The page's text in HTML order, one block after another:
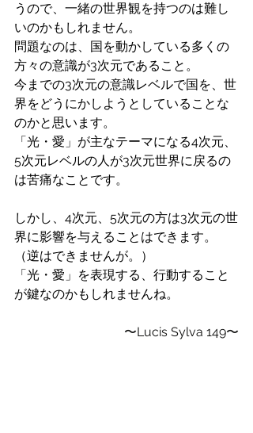
うので、一緒の世界観を持つのは難し
いのかもしれません。
問題なのは、国を動かしている多くの
方々の意識が3次元であること。
今までの3次元の意識レベルで国を、世
界をどうにかしようとしていることな
のかと思います。
「光・愛」が主なテーマになる4次元、
5次元レベルの人が3次元世界に戻るの
は苦痛なことです。
しかし、4次元、5次元の方は3次元の世
界に影響を与えることはできます。
（逆はできませんが。）
「光・愛」を表現する、行動すること
が鍵なのかもしれませんね。
〜Lucis Sylva 149〜